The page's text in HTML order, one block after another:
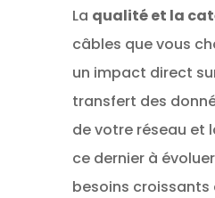
La qualité et la
câbles que vous
un impact direct
transfert des
de votre réseau et
ce dernier à
besoins croissants